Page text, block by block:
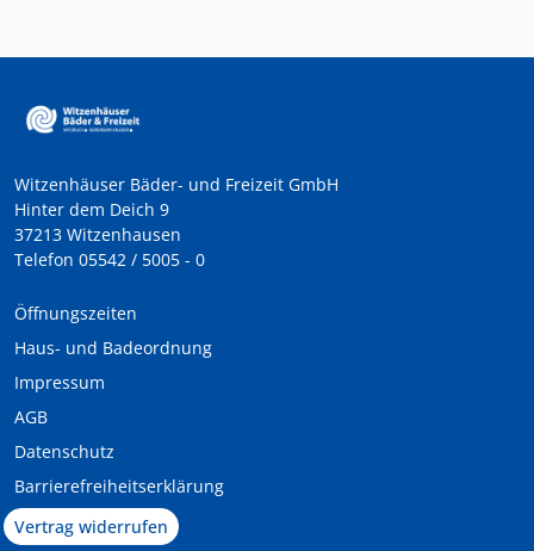
Witzenhäuser Bäder- und Freizeit GmbH
Hinter dem Deich 9
37213 Witzenhausen
Telefon 05542 / 5005 - 0
Öffnungszeiten
Haus- und Badeordnung
Impressum
AGB
Datenschutz
Barrierefreiheitserklärung
Vertrag widerrufen